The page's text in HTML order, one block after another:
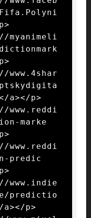
myanimeli
ptskydigita
a></p>
www.reddi
marke
www.reddi
predic
www.indie
predictio
p>